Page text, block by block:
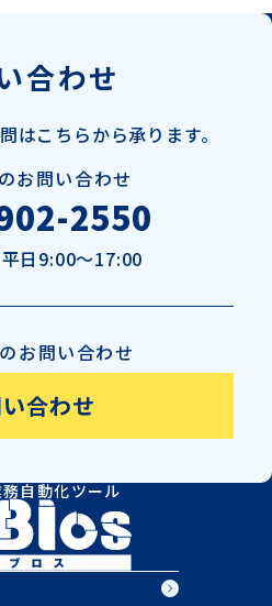
合わせ
はこちらから承ります。
お問い合わせ
2550
平日9:00～17:00
お問い合わせ
合わせ
自動化ツール